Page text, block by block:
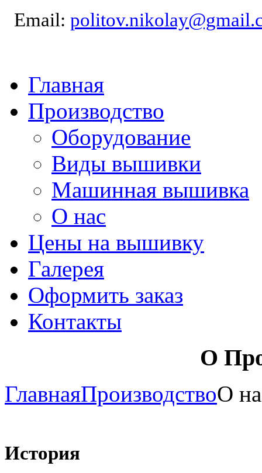
Email:
Главная
Производство
Оборудование
Виды вышивки
Машинная вышивка
О нас
Цены на вышивку
Галерея
Оформить заказ
Контакты
О
ГлавнаяПроизводствоО
История